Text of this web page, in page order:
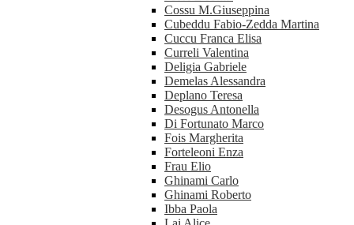
Cossu M.Giuseppina
Cubeddu Fabio-Zedda Martina
Cuccu Franca Elisa
Curreli Valentina
Deligia Gabriele
Demelas Alessandra
Deplano Teresa
Desogus Antonella
Di Fortunato Marco
Fois Margherita
Forteleoni Enza
Frau Elio
Ghinami Carlo
Ghinami Roberto
Ibba Paola